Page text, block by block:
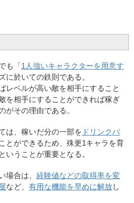
も「1人強いキャラクターを用意す
に於いての鉄則である。
レベルが高い敵を相手にすること
を相手にすることができれば稼ぎ
がその理由である。
は、稼いだ分の一部を ドリンクバ
とができるため、殊更1キャラを育
いうことが重要となる。
場合は、 経験値などの取得率を変
など、 有用な機能を早めに解放し